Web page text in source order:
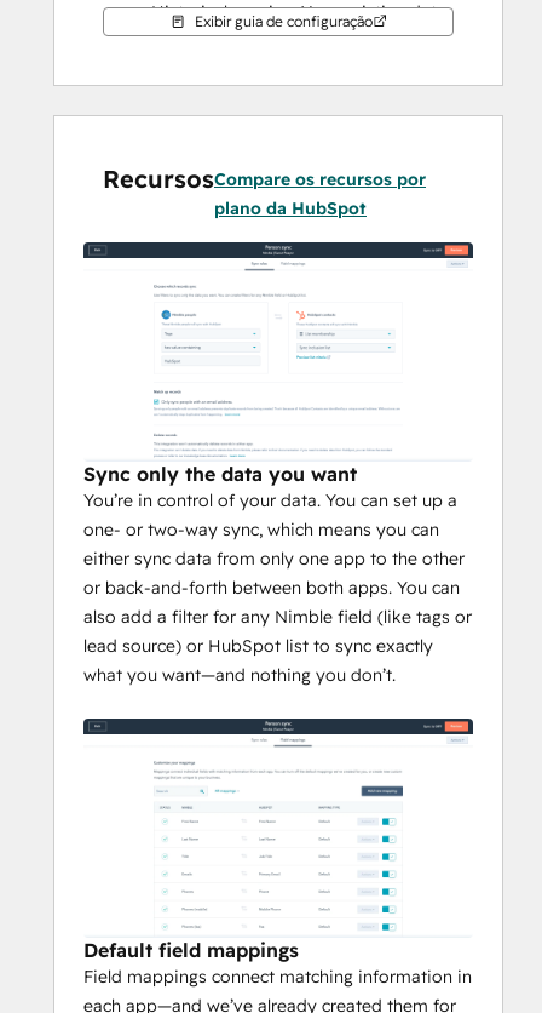
Historical syncing: Your existing data
will sync right away, and updates will
Exibir guia de configuração
RecursosCompare os recursos por
plano da HubSpot
Sync only the data you want
You’re in control of your data. You can set up a
one- or two-way sync, which means you can
either sync data from only one app to the other
or back-and-forth between both apps. You can
also add a filter for any Nimble field (like tags or
lead source) or HubSpot list to sync exactly
what you want—and nothing you don’t.
Default field mappings
Field mappings connect matching information in
each app—and we’ve already created them for